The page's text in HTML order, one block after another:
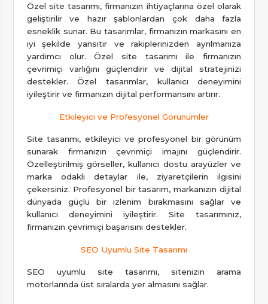
Özel site tasarımı, firmanızın ihtiyaçlarına özel olarak
geliştirilir ve hazır şablonlardan çok daha fazla
esneklik sunar. Bu tasarımlar, firmanızın markasını en
iyi şekilde yansıtır ve rakiplerinizden ayrılmanıza
yardımcı olur. Özel site tasarımı ile firmanızın
çevrimiçi varlığını güçlendirir ve dijital stratejinizi
destekler. Özel tasarımlar, kullanıcı deneyimini
iyileştirir ve firmanızın dijital performansını artırır.
Etkileyici ve Profesyonel Görünümler
Site tasarımı, etkileyici ve profesyonel bir görünüm
sunarak firmanızın çevrimiçi imajını güçlendirir.
Özelleştirilmiş görseller, kullanıcı dostu arayüzler ve
marka odaklı detaylar ile, ziyaretçilerin ilgisini
çekersiniz. Profesyonel bir tasarım, markanızın dijital
dünyada güçlü bir izlenim bırakmasını sağlar ve
kullanıcı deneyimini iyileştirir. Site tasarımınız,
firmanızın çevrimiçi başarısını destekler.
SEO Uyumlu Site Tasarımı
SEO uyumlu site tasarımı, sitenizin arama
motorlarında üst sıralarda yer almasını sağlar.